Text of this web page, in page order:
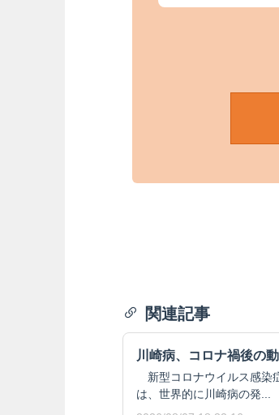
関連記事
川崎病、コロナ禍後の
新型コロナウイルス感染
は、世界的に川崎病の発...